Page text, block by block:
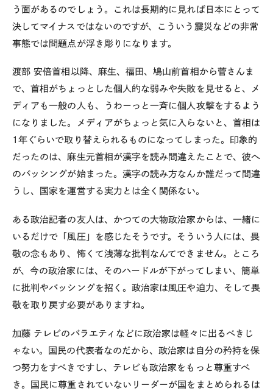
う面があるのでしょう。これは長期的に見れば日本にとって
決してマイナスではないのですが、こういう震災などの非常
事態では問題点が浮き彫りになります。
渡部安倍首相以降、麻生、福田、鳩山前首相から菅さんま
で、首相がちょっとした個人的な弱みや失敗を見せると、メ
ディアも一般の人も、うわーっと一斉に個人攻撃をするよう
になりました。メディアがちょっと気に入らないと、首相は
1年ぐらいで取り替えられるものになってしまった。印象的
だったのは、麻生元首相が漢字を読み間違えたことで、彼へ
のバッシングが始まった。漢字の読み方なんか誰だって間違
うし、国家を運営する実力とは全く関係ない。
ある政治記者の友人は、かつての大物政治家からは、一緒に
いるだけで「風圧」を感じたそうです。そういう人には、畏
敬の念もあり、怖くて浅薄な批判なんてできません。ところ
が、今の政治家には、そのハードルが下がってしまい、簡単
に批判やバッシングを招く。政治家は風圧や迫力、そして畏
敬を取り戻す必要がありますね。
加藤 テレビのバラエティなどに政治家は軽々に出るべきじ
ゃない。国民の代表者なのだから、政治家は自分の矜持を保
つ努力をすべきですし、テレビも政治家をもっと尊重すべ
き。国民に尊重されていないリーダーが国をまとめられるは